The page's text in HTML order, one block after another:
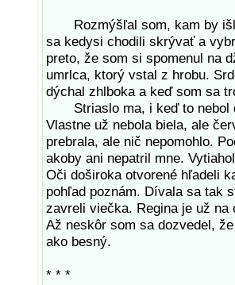
Rozmýšľal som, kam by
sa kedysi chodili skrývať a
preto, že som si spomenul na
umrlca, ktorý vstal z hrobu.
dýchal zhlboka a keď som sa
Striaslo ma, i keď to nebol
Vlastne už nebola biela, ale
prebrala, ale nič nepomohlo.
akoby ani nepatril mne.
Oči doširoka otvorené hľadeli
pohľad poznám. Dívala sa tak
zavreli viečka. Regina je už
Až neskôr som sa dozvedel,
ako besný.
* * *